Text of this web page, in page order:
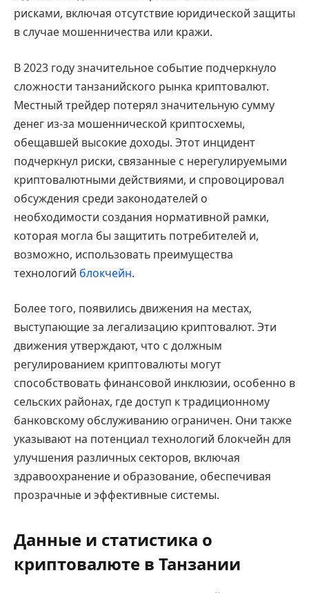
рисками, включая отсутствие юридической защиты
в случае мошенничества или кражи.
В 2023 году значительное событие подчеркнуло
сложности танзанийского рынка криптовалют.
Местный трейдер потерял значительную сумму
денег из-за мошеннической криптосхемы,
обещавшей высокие доходы. Этот инцидент
подчеркнул риски, связанные с нерегулируемыми
криптовалютными действиями, и спровоцировал
обсуждения среди законодателей о
необходимости создания нормативной рамки,
которая могла бы защитить потребителей и,
возможно, использовать преимущества
технологий блокчейн.
Более того, появились движения на местах,
выступающие за легализацию криптовалют. Эти
движения утверждают, что с должным
регулированием криптовалюты могут
способствовать финансовой инклюзии, особенно в
сельских районах, где доступ к традиционному
банковскому обслуживанию ограничен. Они также
указывают на потенциал технологий блокчейн для
улучшения различных секторов, включая
здравоохранение и образование, обеспечивая
прозрачные и эффективные системы.
Данные и статистика о
криптовалюте в Танзании